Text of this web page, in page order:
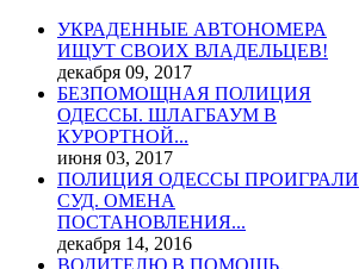
УКРАДЕННЫЕ АВТОНОМЕРА
ИЩУТ СВОИХ ВЛАДЕЛЬЦЕВ!
декабря 09, 2017
БЕЗПОМОЩНАЯ ПОЛИЦИЯ
ОДЕССЫ. ШЛАГБАУМ В
КУРОРТНОЙ...
июня 03, 2017
ПОЛИЦИЯ ОДЕССЫ ПРОИГРАЛИ
СУД. ОМЕНА
ПОСТАНОВЛЕНИЯ...
декабря 14, 2016
ВОДИТЕЛЮ В ПОМОЩЬ.